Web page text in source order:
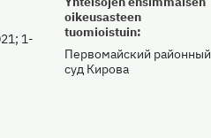
1-
oikeusasteen
tuomioistuin:
Первомайский районный
суд Кирова